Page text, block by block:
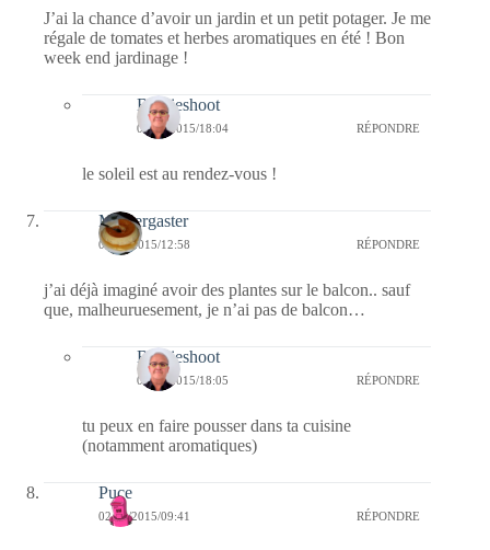
J’ai la chance d’avoir un jardin et un petit potager. Je me
régale de tomates et herbes aromatiques en été ! Bon
week end jardinage !
Bernieshoot
03/04/2015/18:04 RÉPONDRE
le soleil est au rendez-vous !
Messergaster
03/04/2015/12:58 RÉPONDRE
j’ai déjà imaginé avoir des plantes sur le balcon.. sauf
que, malheuruesement, je n’ai pas de balcon…
Bernieshoot
03/04/2015/18:05 RÉPONDRE
tu peux en faire pousser dans ta cuisine
(notamment aromatiques)
Puce
02/04/2015/09:41 RÉPONDRE